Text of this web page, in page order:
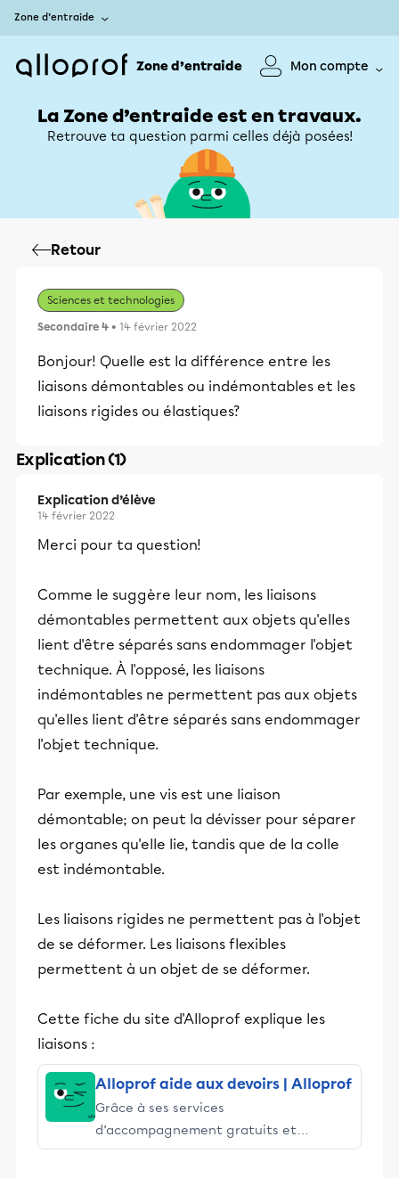
Zone d’entraide
Zone d’entraide Mon compte
La Zone d’entraide est en travaux.
Retrouve ta question parmi celles déjà posées!
Retour
Sciences et technologies
Secondaire 4 • 14 février 2022
Bonjour! Quelle est la différence entre les
liaisons démontables ou indémontables et les
liaisons rigides ou élastiques?
Explication (1)
Explication d’élève
14 février 2022
Merci pour ta question!
Comme le suggère leur nom, les liaisons
démontables permettent aux objets qu'elles
lient d'être séparés sans endommager l'objet
technique. À l'opposé, les liaisons
indémontables ne permettent pas aux objets
qu'elles lient d'être séparés sans endommager
l'objet technique.
Par exemple, une vis est une liaison
démontable; on peut la dévisser pour séparer
les organes qu'elle lie, tandis que de la colle
est indémontable.
Les liaisons rigides ne permettent pas à l'objet
de se déformer. Les liaisons flexibles
permettent à un objet de se déformer.
Cette fiche du site d'Alloprof explique les
liaisons :
Alloprof aide aux devoirs | Alloprof
Grâce à ses services
d’accompagnement gratuits et
stimulants, Alloprof engage les élèves